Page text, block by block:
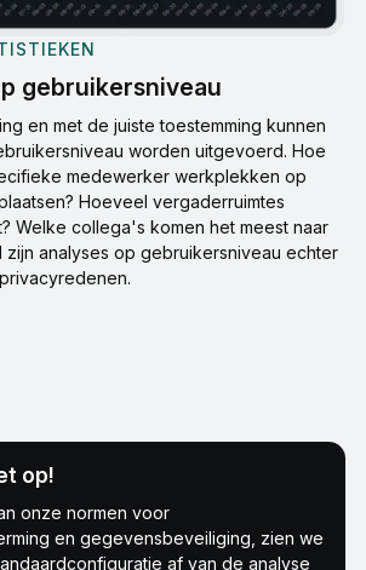
gebruikersniveau
en met de juiste toestemming kunnen
worden uitgevoerd. Hoe
medewerker werkplekken op
Hoeveel vergaderruimtes
Welke collega's komen het meest naar
zijn analyses op gebruikersniveau echter
op!
onze normen voor
en gegevensbeveiliging, zien we
af van de analyse